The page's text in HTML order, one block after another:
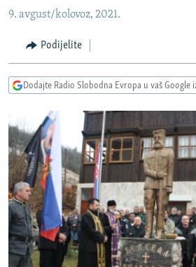
na
navigaciju
Pređite
na
KOSOVO
CRNA GORA
VIDEO
FOTOGALERIJE
INFOGRAFIKE
PODCASTI
RAT U UKRAJINI
KINA NA BALKANU
RSE PRIČE IZ SVIJETA
ISPRIČAJ MI
DNEVNO@RSE
SPECIJALI RSE
9. avgust/kolovoz, 2021.
Podijelite
Dodajte Radio Slobodna Evropa u vaš Google